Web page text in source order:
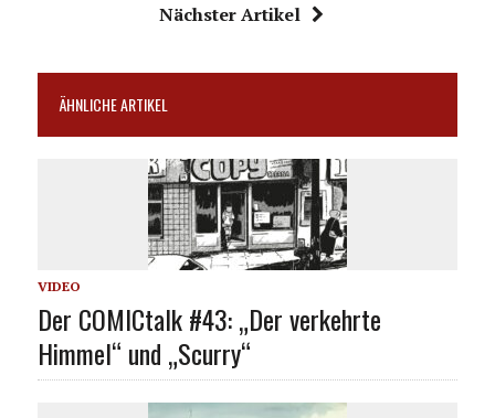
Nächster Artikel
ÄHNLICHE ARTIKEL
VIDEO
Der COMICtalk #43: „Der verkehrte
Himmel“ und „Scurry“